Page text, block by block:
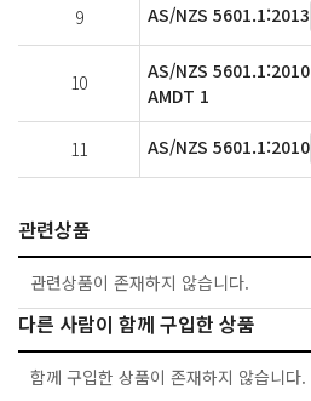
9 AS/NZS 5601.1:2013
10
AS/NZS 5601.1:2010
AMDT 1
11 AS/NZS 5601.1:2010
관련상품
관련상품이 존재하지 않습니다.
다른 사람이 함께 구입한 상품
함께 구입한 상품이 존재하지 않습니다.